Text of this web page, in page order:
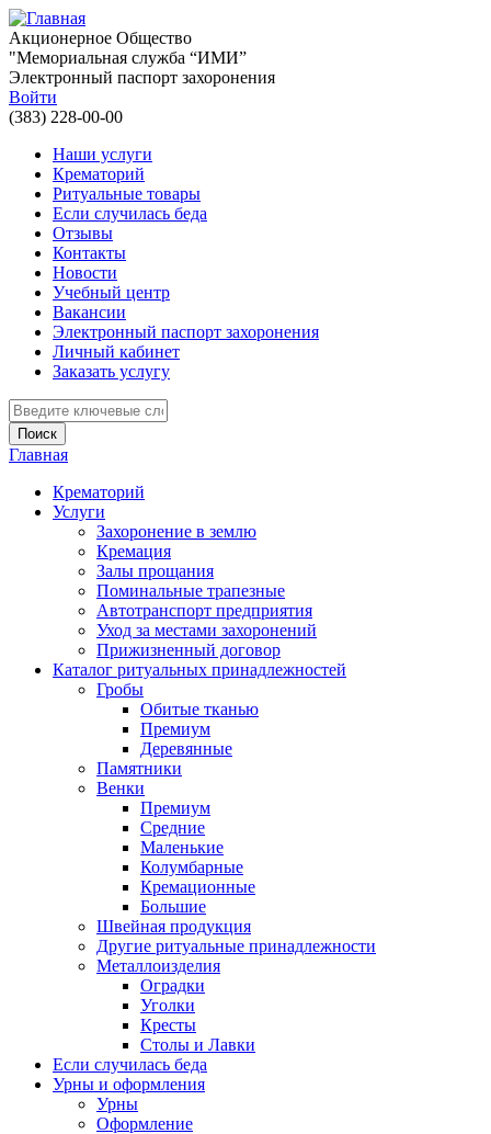
Перейти к основному содержанию
Акционерное Общество
"Мемориальная служба “ИМИ”
Электронный паспорт захоронения
Войти
(383) 228-00-00
Наши услуги
Крематорий
Ритуальные товары
Если случилась беда
Отзывы
Контакты
Новости
Учебный центр
Вакансии
Электронный паспорт захоронения
Личный кабинет
Заказать услугу
Введите ключевые слова для поиска
Вы здесь
Главная
Крематорий
Услуги
Захоронение в землю
Кремация
Залы прощания
Поминальные трапезные
Автотранспорт предприятия
Уход за местами захоронений
Прижизненный договор
Каталог ритуальных принадлежностей
Гробы
Обитые тканью
Премиум
Деревянные
Памятники
Венки
Премиум
Средние
Маленькие
Колумбарные
Кремационные
Большие
Швейная продукция
Другие ритуальные принадлежности
Металлоизделия
Оградки
Уголки
Кресты
Столы и Лавки
Если случилась беда
Урны и оформления
Урны
Оформление